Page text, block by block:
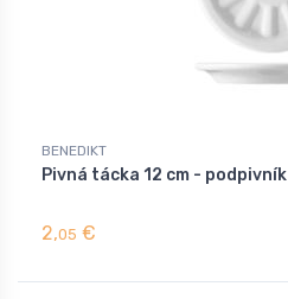
BENEDIKT
Pivná tácka 12 cm - podpivník
2,05 €